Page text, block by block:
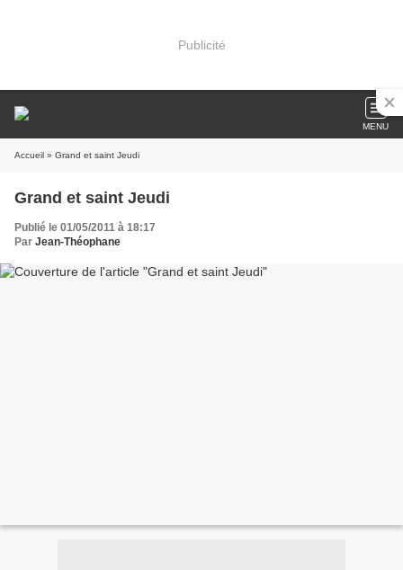
Publicité
MENU
Accueil » Grand et saint Jeudi
Grand et saint Jeudi
Publié le 01/05/2011 à 18:17
Par Jean-Théophane